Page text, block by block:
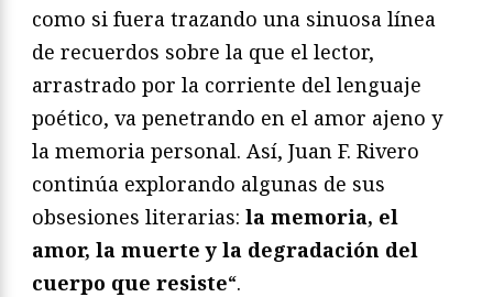
como si fuera trazando una sinuosa línea
de recuerdos sobre la que el lector,
arrastrado por la corriente del lenguaje
poético, va penetrando en el amor ajeno y
la memoria personal. Así, Juan F. Rivero
continúa explorando algunas de sus
obsesiones literarias: la memoria, el
amor, la muerte y la degradación del
cuerpo que resiste“.